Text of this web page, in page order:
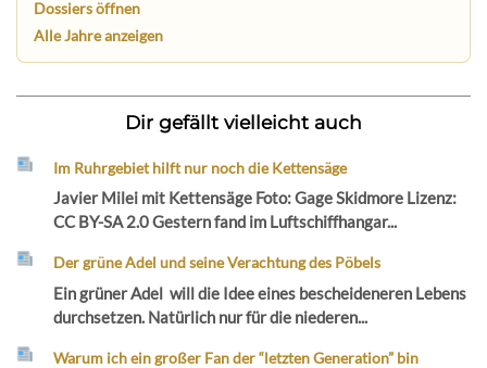
Dossiers öffnen
Alle Jahre anzeigen
Dir gefällt vielleicht auch
Im Ruhrgebiet hilft nur noch die Kettensäge
Javier Milei mit Kettensäge Foto: Gage Skidmore Lizenz:
CC BY-SA 2.0 Gestern fand im Luftschiffhangar...
Der grüne Adel und seine Verachtung des Pöbels
Ein grüner Adel will die Idee eines bescheideneren Lebens
durchsetzen. Natürlich nur für die niederen...
Warum ich ein großer Fan der “letzten Generation” bin